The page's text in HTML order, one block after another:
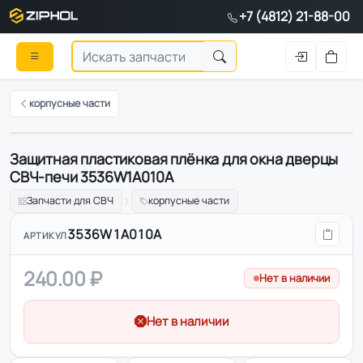
+7 (4812) 21-88-00
корпусные части
Защитная пластиковая плёнка для окна дверцы
СВЧ-печи 3536W1A010A
Запчасти для СВЧ корпусные части
АРТИКУЛ3536W1A010A
240.00 ₽ Нет в наличии
Нет в наличии